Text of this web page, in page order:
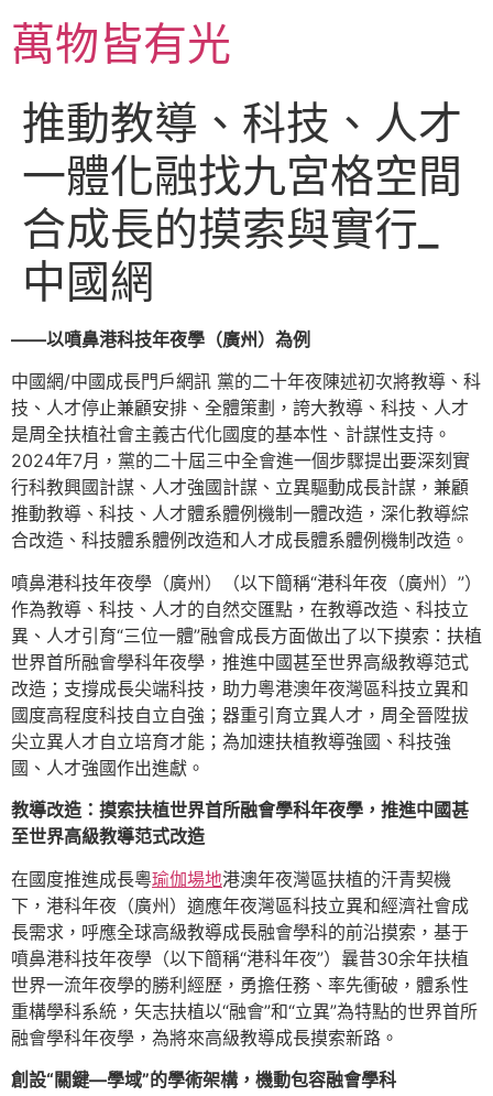
主萬物皆有光
推動教導、科技、人才
一體化融找九宮格空間
合成長的摸索與實行_
中國網
——以噴鼻港科技年夜學（廣州）為例
中國網/中國成長門戶網訊 黨的二十年夜陳述初次將教導、科
技、人才停止兼顧安排、全體策劃，誇大教導、科技、人才
是周全扶植社會主義古代化國度的基本性、計謀性支持。
2024年7月，黨的二十屆三中全會進一個步驟提出要深刻實
行科教興國計謀、人才強國計謀、立異驅動成長計謀，兼顧
推動教導、科技、人才體系體例機制一體改造，深化教導綜
合改造、科技體系體例改造和人才成長體系體例機制改造。
噴鼻港科技年夜學（廣州）（以下簡稱“港科年夜（廣州）”）
作為教導、科技、人才的自然交匯點，在教導改造、科技立
異、人才引育“三位一體”融會成長方面做出了以下摸索：扶植
世界首所融會學科年夜學，推進中國甚至世界高級教導范式
改造；支撐成長尖端科技，助力粵港澳年夜灣區科技立異和
國度高程度科技自立自強；器重引育立異人才，周全晉陞拔
尖立異人才自立培育才能；為加速扶植教導強國、科技強
國、人才強國作出進獻。
教導改造：摸索扶植世界首所融會學科年夜學，推進中國甚
至世界高級教導范式改造
在國度推進成長粵瑜伽場地港澳年夜灣區扶植的汗青契機
下，港科年夜（廣州）適應年夜灣區科技立異和經濟社會成
長需求，呼應全球高級教導成長融會學科的前沿摸索，基于
噴鼻港科技年夜學（以下簡稱“港科年夜”）曩昔30余年扶植
世界一流年夜學的勝利經歷，勇擔任務、率先衝破，體系性
重構學科系統，矢志扶植以“融會”和“立異”為特點的世界首所
融會學科年夜學，為將來高級教導成長摸索新路。
創設“關鍵—學域”的學術架構，機動包容融會學科